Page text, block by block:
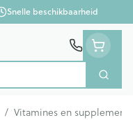
Snelle beschikbaarheid
Zoek
/ Vitamines en